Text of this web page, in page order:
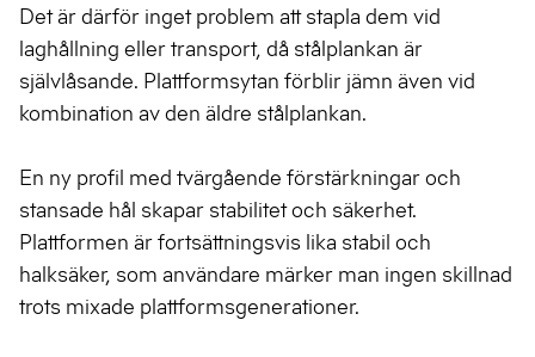
Det är därför inget problem att stapla dem vid
laghållning eller transport, då stålplankan är
självlåsande. Plattformsytan förblir jämn även vid
kombination av den äldre stålplankan.
En ny profil med tvärgående förstärkningar och
stansade hål skapar stabilitet och säkerhet.
Plattformen är fortsättningsvis lika stabil och
halksäker, som användare märker man ingen skillnad
trots mixade plattformsgenerationer.